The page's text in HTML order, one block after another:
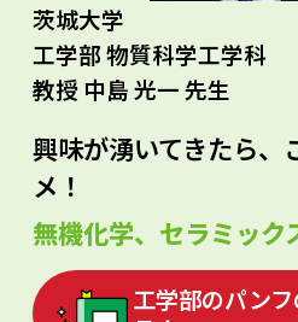
茨城大学
工学部 物質科学工学科
教授 中島 光一 先生
興味が湧いてきたら、
メ！
無機化学、セラミック
工学部のパン